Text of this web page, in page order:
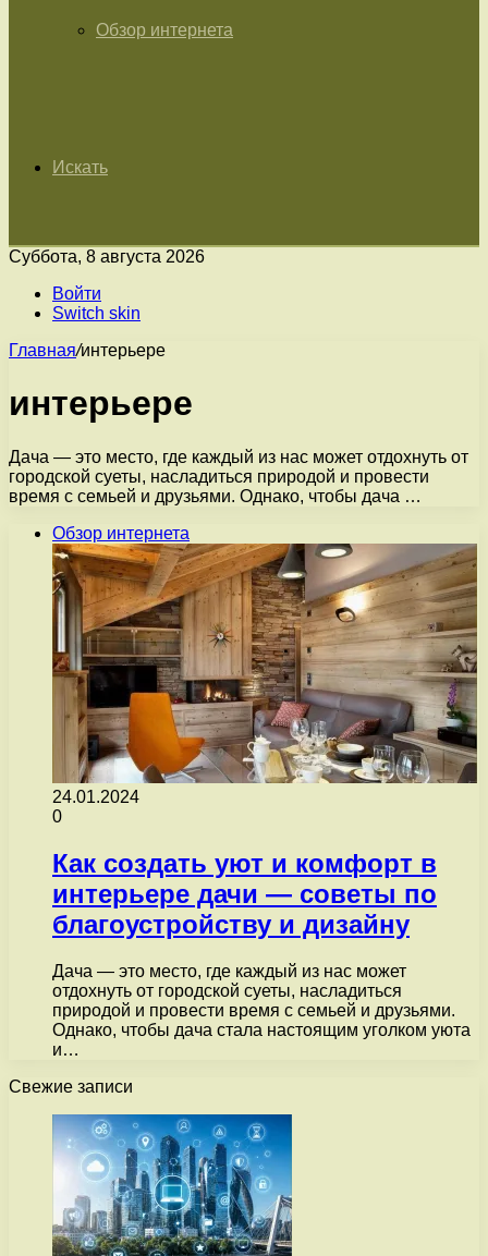
Обзор интернета
Искать
Суббота, 8 августа 2026
Войти
Switch skin
Главная/интерьере
интерьере
Дача — это место, где каждый из нас может отдохнуть от
городской суеты, насладиться природой и провести
время с семьей и друзьями. Однако, чтобы дача …
Обзор интернета
24.01.2024
0
Как создать уют и комфорт в
интерьере дачи — советы по
благоустройству и дизайну
Дача — это место, где каждый из нас может
отдохнуть от городской суеты, насладиться
природой и провести время с семьей и друзьями.
Однако, чтобы дача стала настоящим уголком уюта
и…
Свежие записи